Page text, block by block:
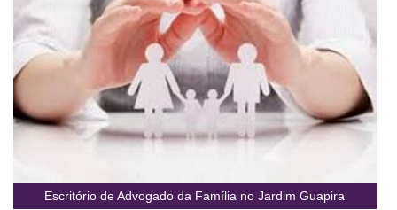
Escritório de Advogado da Família no Jardim Guapira